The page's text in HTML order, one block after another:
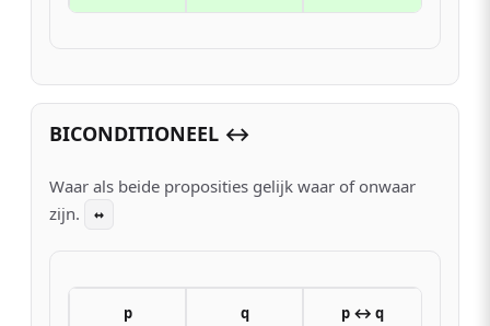
BICONDITIONEEL ↔
Waar als beide proposities gelijk waar of onwaar
zijn.
↔
p q p ↔ q